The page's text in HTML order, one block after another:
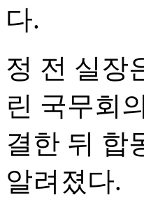
다.
정 전 실장
린 국무회
결한 뒤 합
알려졌다.